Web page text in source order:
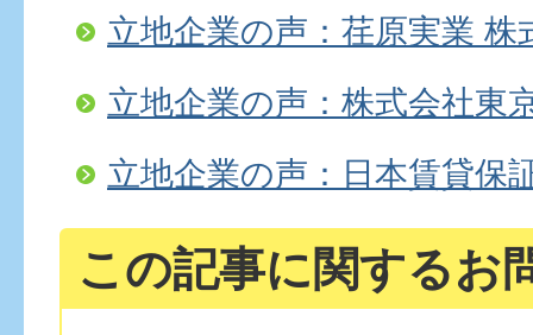
立地企業の声：荏原実業 株
立地企業の声：株式会社東
立地企業の声：日本賃貸保
この記事に関するお